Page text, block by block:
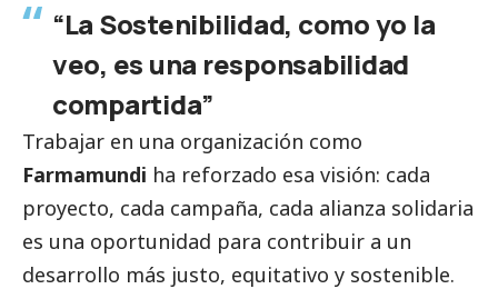
“La Sostenibilidad, como yo la
veo, es una responsabilidad
compartida”
Trabajar en una organización como
Farmamundi ha reforzado esa visión: cada
proyecto, cada campaña, cada alianza solidaria
es una oportunidad para contribuir a un
desarrollo más justo, equitativo y sostenible.